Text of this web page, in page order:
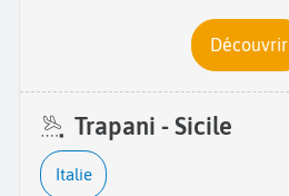
Découvrir
Trapani - Sicile
Italie